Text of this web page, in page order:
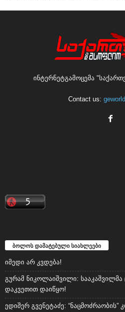
ინტერნეტგამოცემა
Contact us:
ბოლოს დამატებული სიახლეები
იმედი არ კვდება!
გურამ ნიკოლაიშვილი: სააკაშვილმა
დაკვეთით დაიწყო!
ედიშერ გვენეტაძე: